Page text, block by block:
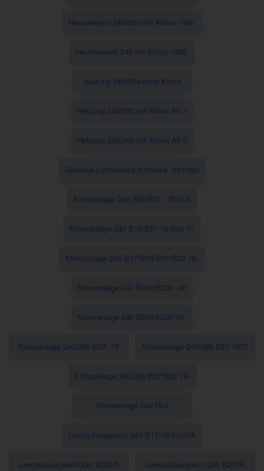
Heizelement 240/260 mit Klima -1991
Heizelement 240 mit Klima 1992-
Heizung 240/260 ohne Klima
Heizung 240/260 mit Klima Alt 1
Heizung 240/260 mit Klima Alt 2
Gebläse Luftauslass Klimaanl. 240/260
Klimaanlage 240 B20/B21 -76 früh
Klimaanlage 240 B19/B21 76 früh-77
Klimaanlage 240 B17/B19/B21/B23 78-
Klimaanlage 240 B200/B230 -90
Klimaanlage 240 B200/B230 91-
Klimaanlage 240/260 B27 -76 Klimaanlage 240/260 B27 1977
Klimaanlage 240/260 B27/B28 78-
Klimaanlage 240 D24
Leerlaufausgleich 240 B17/19/21/23A
Leerlaufausgleich 240 B230A Leerlaufausgleich 240 B200K